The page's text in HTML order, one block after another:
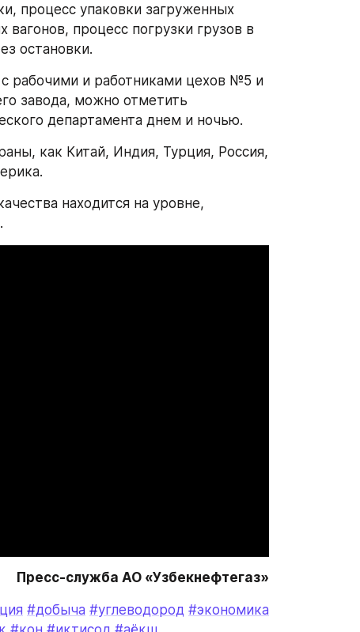
процесс упаковки загруженных
процесс погрузки грузов в
остановки.
рабочими и работниками цехов №5 и
завода, можно отметить
департамента днем и ночью.
как Китай, Индия, Турция, Россия,
находится на уровне,
Пресс-служба АО «Узбекнефтегаз»
#добыча #углеводород #экономика